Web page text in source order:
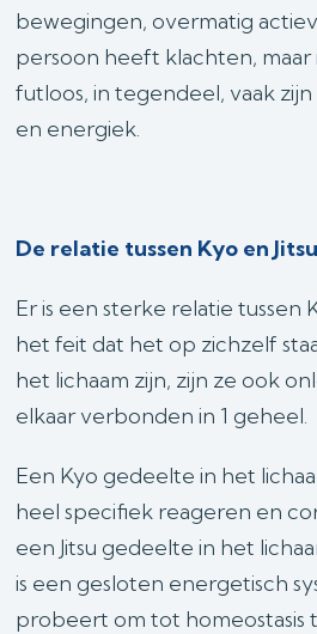
bewegingen, overmatig
persoon heeft klachten, maar
futloos, in tegendeel, vaak
en energiek.
De relatie tussen Kyo en Jitsu
Er is een sterke relatie tussen
het feit dat het op zichzelf
het lichaam zijn, zijn ze ook
elkaar verbonden in 1 geheel.
Een Kyo gedeelte in het
heel specifiek reageren en
een Jitsu gedeelte in het
is een gesloten energetisch
probeert om tot homeostasis